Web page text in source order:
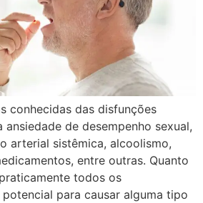
conhecidas das disfunções
de desempenho sexual,
arterial sistêmica, alcoolismo,
entre outras. Quanto
todos os
para causar alguma tipo